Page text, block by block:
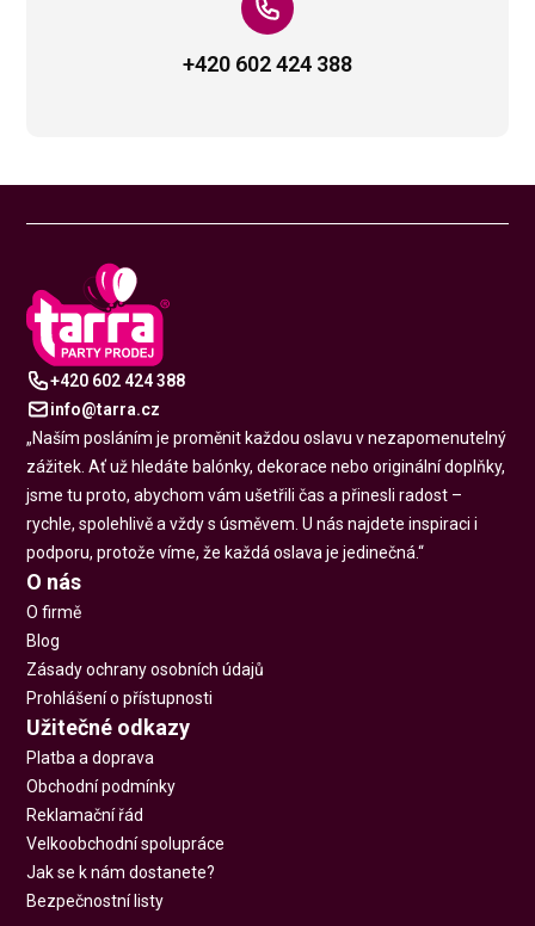
+420 602 424 388
+420 602 424 388
info@tarra.cz
„Naším posláním je proměnit každou oslavu v nezapomenutelný
zážitek. Ať už hledáte balónky, dekorace nebo originální doplňky,
jsme tu proto, abychom vám ušetřili čas a přinesli radost –
rychle, spolehlivě a vždy s úsměvem. U nás najdete inspiraci i
podporu, protože víme, že každá oslava je jedinečná.“
O nás
O firmě
Blog
Zásady ochrany osobních údajů
Prohlášení o přístupnosti
Užitečné odkazy
Platba a doprava
Obchodní podmínky
Reklamační řád
Velkoobchodní spolupráce
Jak se k nám dostanete?
Bezpečnostní listy